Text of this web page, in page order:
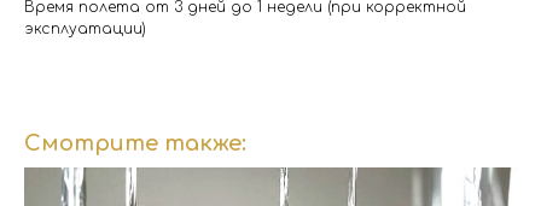
Время полета от 3 дней до 1 недели (при корректной
эксплуатации)
Смотрите также: